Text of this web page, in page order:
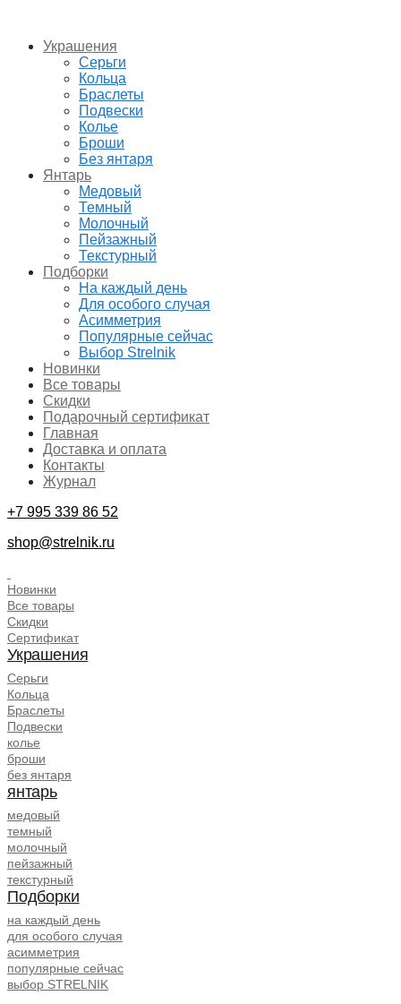
Украшения
Серьги
Кольца
Браслеты
Подвески
Колье
Броши
Без янтаря
Янтарь
Медовый
Темный
Молочный
Пейзажный
Текстурный
Подборки
На каждый день
Для особого случая
Асимметрия
Популярные сейчас
Выбор Strelnik
Новинки
Все товары
Скидки
Подарочный сертификат
Главная
Доставка и оплата
Контакты
Журнал
+7 995 339 86 52
shop@strelnik.ru
Новинки
Все товары
Скидки
Сертификат
Украшения
Серьги
Кольца
Браслеты
Подвески
колье
броши
без янтаря
янтарь
медовый
темный
молочный
пейзажный
текстурный
Подборки
на каждый день
для особого случая
асимметрия
популярные сейчас
выбор STRELNIK